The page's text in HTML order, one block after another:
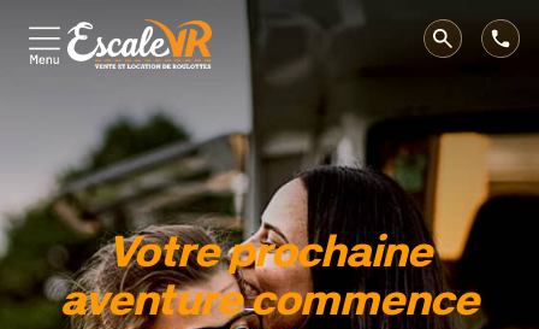
Votre prochaine
aventure commence